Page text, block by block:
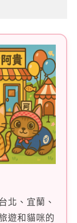
北、宜蘭、
遊和貓咪的